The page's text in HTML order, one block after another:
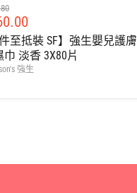
件至抵裝 SF】強生嬰兒護膚
巾 淡香 3X80片
強生